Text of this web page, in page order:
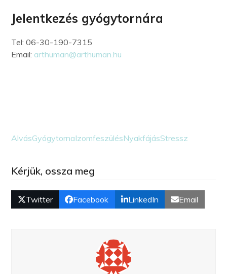
Jelentkezés gyógytornára
Tel: 06-30-190-7315
Email: arthuman@arthuman.hu
AlvásGyógytornaIzomfeszülésNyakfájásStressz
Kérjük, ossza meg
Twitter Facebook LinkedIn Email